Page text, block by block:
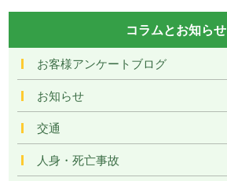
コラムとお知らせ
お客様アンケートブログ
お知らせ
交通
人身・死亡事故